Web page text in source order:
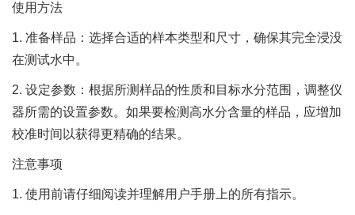
使用方法
1. 准备样品：选择合适的样本类型和尺寸，确保其完全浸没
在测试水中。
2. 设定参数：根据所测样品的性质和目标水分范围，调整仪
器所需的设置参数。如果要检测高水分含量的样品，应增加
校准时间以获得更精确的结果。
注意事项
1. 使用前请仔细阅读并理解用户手册上的所有指示。